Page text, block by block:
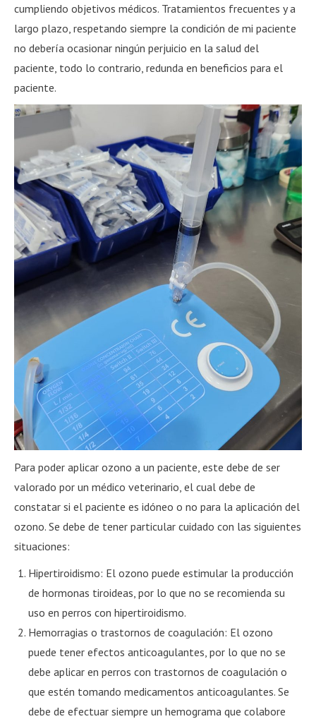
cumpliendo objetivos médicos. Tratamientos frecuentes y a
largo plazo, respetando siempre la condición de mi paciente
no debería ocasionar ningún perjuicio en la salud del
paciente, todo lo contrario, redunda en beneficios para el
paciente.
Para poder aplicar ozono a un paciente, este debe de ser
valorado por un médico veterinario, el cual debe de
constatar si el paciente es idóneo o no para la aplicación del
ozono. Se debe de tener particular cuidado con las siguientes
situaciones:
Hipertiroidismo: El ozono puede estimular la producción
de hormonas tiroideas, por lo que no se recomienda su
uso en perros con hipertiroidismo.
Hemorragias o trastornos de coagulación: El ozono
puede tener efectos anticoagulantes, por lo que no se
debe aplicar en perros con trastornos de coagulación o
que estén tomando medicamentos anticoagulantes. Se
debe de efectuar siempre un hemograma que colabore